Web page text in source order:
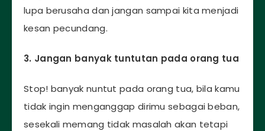
lupa berusaha dan jangan sampai kita menjadi
kesan pecundang.
3. Jangan banyak tuntutan pada orang tua
Stop! banyak nuntut pada orang tua, bila kamu
tidak ingin menganggap dirimu sebagai beban,
sesekali memang tidak masalah akan tetapi